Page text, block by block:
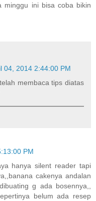
minggu ini bisa coba bikin
04, 2014 2:44:00 PM
membaca tips diatas
PM
hanya silent reader tapi
cakenya andalan
g ada bosennya,,
belum ada resep